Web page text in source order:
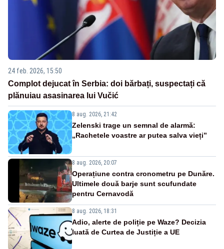
24 feb. 2026, 15:50
Complot dejucat în Serbia: doi bărbați, suspectați că
plănuiau asasinarea lui Vučić
8 aug. 2026, 21:42
Zelenski trage un semnal de alarmă:
„Rachetele voastre ar putea salva vieți”
8 aug. 2026, 20:07
Operațiune contra cronometru pe Dunăre.
Ultimele două barje sunt scufundate
pentru Cernavodă
8 aug. 2026, 18:31
Adio, alerte de poliție pe Waze? Decizia
luată de Curtea de Justiție a UE